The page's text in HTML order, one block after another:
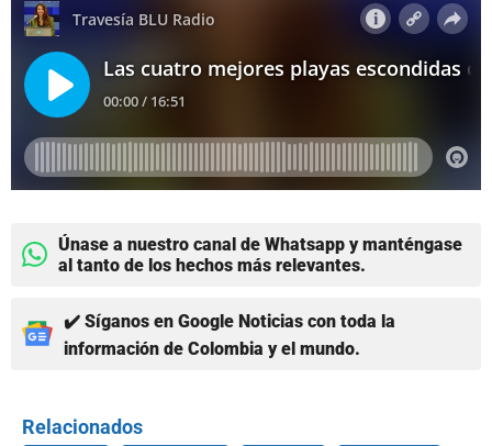
Únase a nuestro canal de Whatsapp y manténgase
al tanto de los hechos más relevantes.
✔️ Síganos en Google Noticias con toda la
información de Colombia y el mundo.
Relacionados